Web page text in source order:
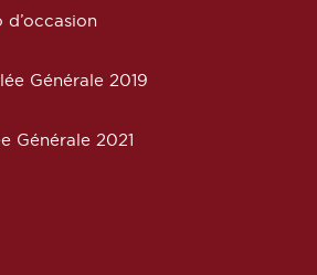
Générale 2019
Générale 2021